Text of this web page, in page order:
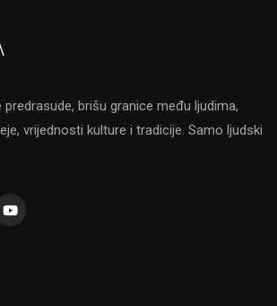
brišu granice među ljudima,
vrijednosti kulture i tradicije. Samo ljudski